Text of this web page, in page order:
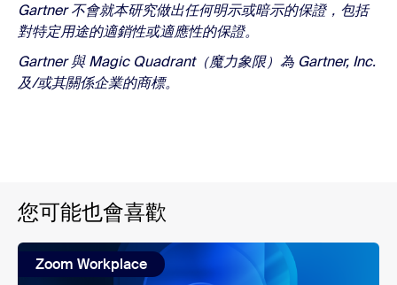
Gartner 不會就本研究做出任何明示或暗示的保證，包括
對特定用途的適銷性或適應性的保證。
Gartner 與 Magic Quadrant（魔力象限）為 Gartner, Inc.
及/或其關係企業的商標。
您可能也會喜歡
Zoom Workplace